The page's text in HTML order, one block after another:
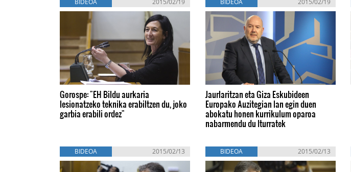
BIDEOA 2015/02/19
Gorospe: "EH Bildu aurkaria
lesionatzeko teknika erabiltzen du, joko
garbia erabili ordez"
BIDEOA 2015/02/19
Jaurlaritzan eta Giza Eskubideen
Europako Auzitegian lan egin duen
abokatu honen kurrikulum oparoa
nabarmendu du Iturratek
BIDEOA 2015/02/13 BIDEOA 2015/02/13